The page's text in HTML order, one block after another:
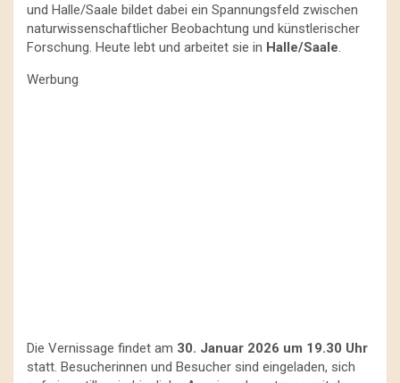
und Halle/Saale bildet dabei ein Spannungsfeld zwischen
naturwissenschaftlicher Beobachtung und künstlerischer
Forschung. Heute lebt und arbeitet sie in Halle/Saale.
Werbung
Die Vernissage findet am 30. Januar 2026 um 19.30 Uhr
statt. Besucherinnen und Besucher sind eingeladen, sich